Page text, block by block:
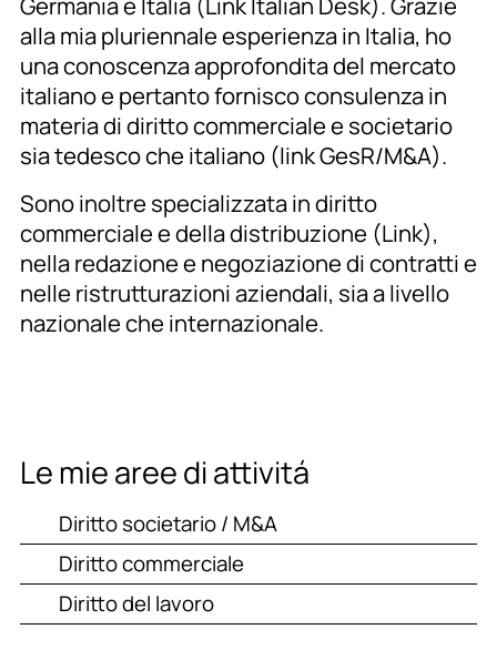
alla mia pluriennale esperienza in Italia, ho
una conoscenza approfondita del mercato
italiano e pertanto fornisco consulenza in
materia di diritto commerciale e societario
sia tedesco che italiano (link GesR/M&A).
Sono inoltre specializzata in diritto
commerciale e della distribuzione (Link),
nella redazione e negoziazione di contratti e
nelle ristrutturazioni aziendali, sia a livello
nazionale che internazionale.
Le mie aree di attivitá
Diritto societario / M&A
Diritto commerciale
Diritto del lavoro